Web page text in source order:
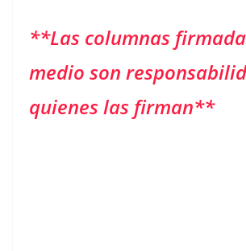
**Las columnas
medio son
quienes las firman**